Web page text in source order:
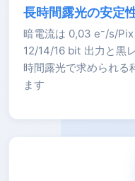
長時間露光の安定
暗電流は 0,03 e⁻/s/Pix
12/14/16 bit 出力と黒
時間露光で求められる
ます